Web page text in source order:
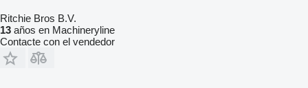
Ritchie Bros B.V.
13 años en Machineryline
Contacte con el vendedor